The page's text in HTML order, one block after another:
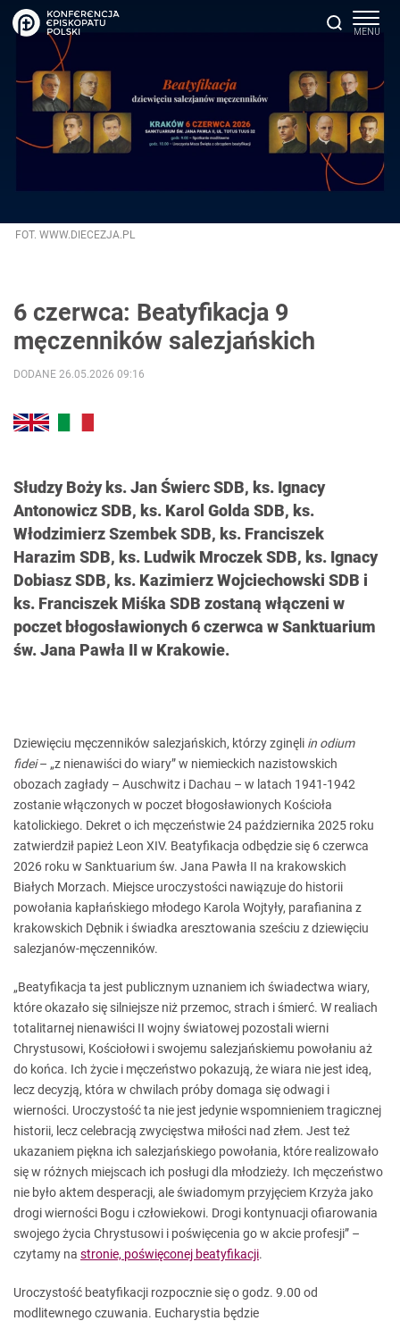
FOT. WWW.DIECEZJA.PL
6 czerwca: Beatyfikacja 9
męczenników salezjańskich
Słudzy Boży ks. Jan Świerc SDB, ks. Ignacy
Antonowicz SDB, ks. Karol Golda SDB, ks.
Włodzimierz Szembek SDB, ks. Franciszek
Harazim SDB, ks. Ludwik Mroczek SDB, ks. Ignacy
Dobiasz SDB, ks. Kazimierz Wojciechowski SDB i
ks. Franciszek Miśka SDB zostaną włączeni w
poczet błogosławionych 6 czerwca w Sanktuarium
św. Jana Pawła II w Krakowie.
DODANE 26.05.2026 09:16
Dziewięciu męczenników salezjańskich, którzy zginęli in odium
fidei– „z nienawiści do wiary” w niemieckich nazistowskich
obozach zagłady – Auschwitz i Dachau – w latach 1941-1942
zostanie włączonych w poczet błogosławionych Kościoła
katolickiego. Dekret o ich męczeństwie 24 października 2025 roku
zatwierdził papież Leon XIV. Beatyfikacja odbędzie się 6 czerwca
2026 roku w Sanktuarium św. Jana Pawła II na krakowskich
Białych Morzach. Miejsce uroczystości nawiązuje do historii
powołania kapłańskiego młodego Karola Wojtyły, parafianina z
krakowskich Dębnik i świadka aresztowania sześciu z dziewięciu
salezjanów-męczenników.
„Beatyfikacja ta jest publicznym uznaniem ich świadectwa wiary,
które okazało się silniejsze niż przemoc, strach i śmierć. W realiach
totalitarnej nienawiści II wojny światowej pozostali wierni
Chrystusowi, Kościołowi i swojemu salezjańskiemu powołaniu aż
do końca. Ich życie i męczeństwo pokazują, że wiara nie jest ideą,
lecz decyzją, która w chwilach próby domaga się odwagi i
wierności. Uroczystość ta nie jest jedynie wspomnieniem tragicznej
historii, lecz celebracją zwycięstwa miłości nad złem. Jest też
ukazaniem piękna ich salezjańskiego powołania, które realizowało
się w różnych miejscach ich posługi dla młodzieży. Ich męczeństwo
nie było aktem desperacji, ale świadomym przyjęciem Krzyża jako
drogi wierności Bogu i człowiekowi. Drogi kontynuacji ofiarowania
swojego życia Chrystusowi i poświęcenia go w akcie profesji” –
czytamy na stronie, poświęconej beatyfikacji.
Uroczystość beatyfikacji rozpocznie się o godz. 9.00 od
modlitewnego czuwania. Eucharystia będzie